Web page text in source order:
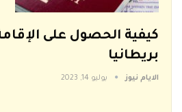
كيفية الحصول على
بريطانيا
الايام نيوز يوليو 14, 2023